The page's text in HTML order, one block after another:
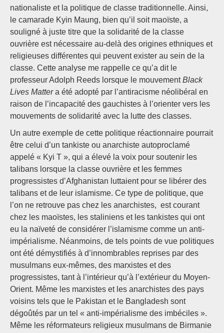
nationaliste et la politique de classe traditionnelle. Ainsi,
le camarade Kyin Maung, bien qu’il soit maoïste, a
souligné à juste titre que la solidarité de la classe
ouvrière est nécessaire au-delà des origines ethniques et
religieuses différentes qui peuvent exister au sein de la
classe. Cette analyse me rappelle ce qu’a dit le
professeur Adolph Reeds lorsque le mouvementBlack
Lives Mattera été adopté par l’antiracisme néolibéral en
raison de l’incapacité des gauchistes à l’orienter vers les
mouvements de solidarité avec la lutte des classes.
Un autre exemple de cette politique réactionnaire pourrait
être celui d’un tankiste ou anarchiste autoproclamé
appelé « Kyi T », qui a élevé la voix pour soutenir les
talibans lorsque la classe ouvrière et les femmes
progressistes d’Afghanistan luttaient pour se libérer des
talibans et de leur islamisme. Ce type de politique, que
l’on ne retrouve pas chez les anarchistes, est courant
chez les maoïstes, les staliniens et les tankistes qui ont
eu la naïveté de considérer l’islamisme comme un anti-
impérialisme. Néanmoins, de tels points de vue politiques
ont été démystifiés à d’innombrables reprises par des
musulmans eux-mêmes, des marxistes et des
progressistes, tant à l’intérieur qu’à l’extérieur du Moyen-
Orient. Même les marxistes et les anarchistes des pays
voisins tels que le Pakistan et le Bangladesh sont
dégoûtés par un tel « anti-impérialisme des imbéciles ».
Même les réformateurs religieux musulmans de Birmanie